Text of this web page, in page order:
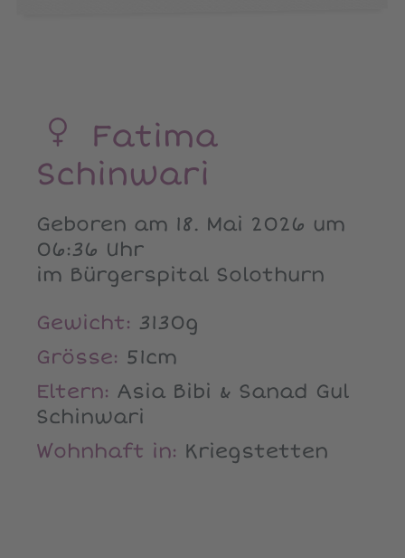
Fatima
Schinwari
Geboren am 18. Mai 2026 um
06:36 Uhr
im Bürgerspital Solothurn
Gewicht: 3130g
Grösse: 51cm
Eltern: Asia Bibi & Sanad Gul
Schinwari
Wohnhaft in: Kriegstetten